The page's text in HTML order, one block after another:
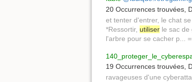
20 Occurrences trouvées
et tenter d'entrer, le chat
*Ressortir, utiliser le sac de
l'arbre pour se cacher p...
19 Occurrences trouvées,
ravageuses d'une